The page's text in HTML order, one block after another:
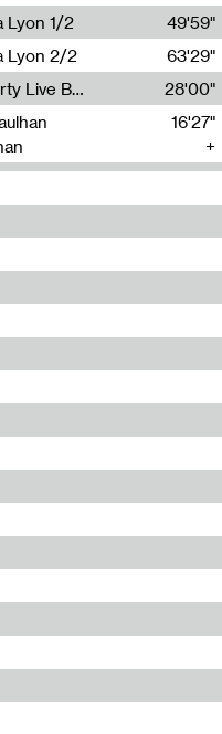
Lyon 1/2
49'59"
Lyon 2/2
63'29"
Radia Show #1088 : Statue Of Liberty Live By Ed Baxter (Resonance)
28'00"
16'27"